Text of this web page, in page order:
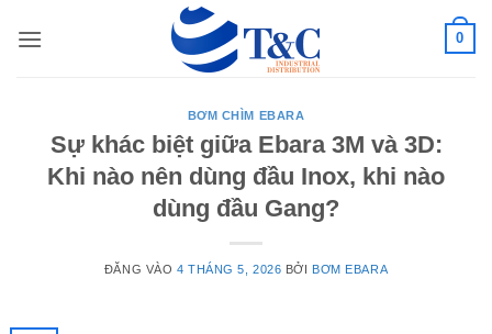
qua
0
BƠM CHÌM EBARA
Sự khác biệt giữa Ebara 3M và 3D:
Khi nào nên dùng đầu Inox, khi nào
dùng đầu Gang?
ĐĂNG VÀO 4 THÁNG 5, 2026 BỞI BƠM EBARA